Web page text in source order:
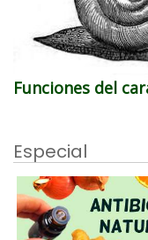
Funciones del
Especial